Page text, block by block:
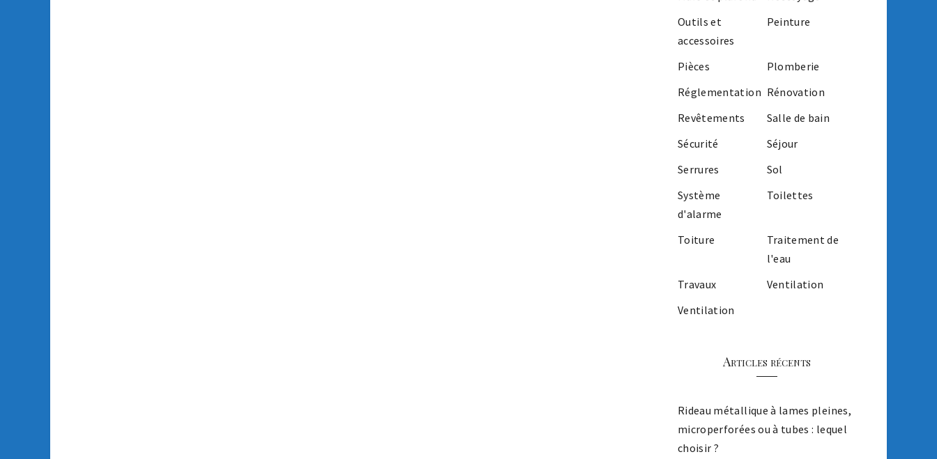
Outils et
accessoires
Peinture
Pièces
Plomberie
Réglementation Rénovation
Revêtements
Salle de bain
Sécurité
Séjour
Serrures
Sol
Système
d'alarme
Toilettes
Toiture
Traitement de
l'eau
Travaux
Ventilation
Ventilation
Articles récents
Rideau métallique à lames pleines,
microperforées ou à tubes : lequel
choisir ?